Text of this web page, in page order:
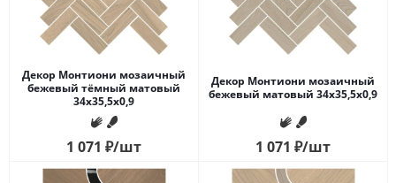
Декор Монтиони мозаичный
бежевый тёмный матовый
34x35,5x0,9
1 071 ₽/шт
Декор Монтиони мозаичный
бежевый матовый 34x35,5x0,9
1 071 ₽/шт